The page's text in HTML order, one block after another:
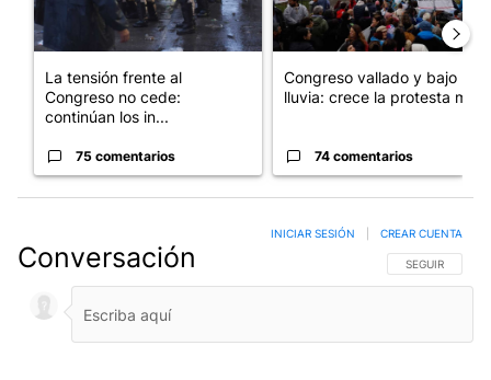
La tensión frente al
Congreso no cede:
continúan los in...
75 comentarios
Congreso vallado y bajo la
lluvia: crece la protesta mi...
74 comentarios
Conversación SIGA ESTA
SEGUIR
INICIAR SESIÓN CREAR CUENTA